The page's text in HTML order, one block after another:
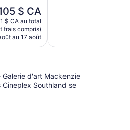
$ CA
$ CA
$ CA au total
frais compris)
au 17 août
Galerie d'art Mackenzie
Southland se